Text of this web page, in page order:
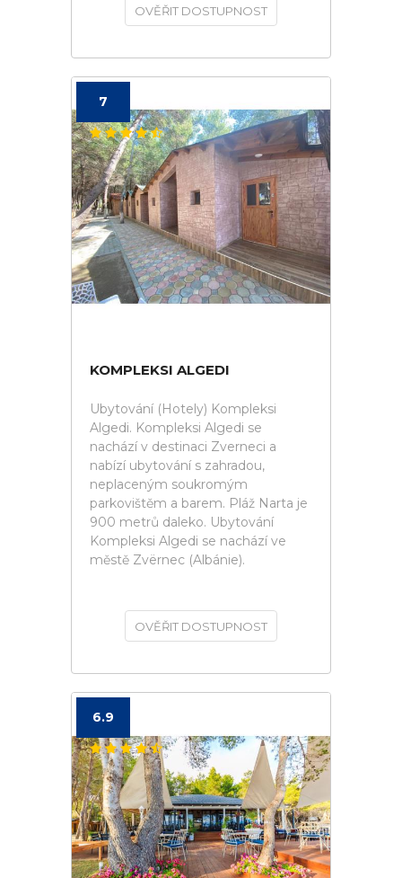
OVĚŘIT DOSTUPNOST
7
KOMPLEKSI ALGEDI
Ubytování (Hotely) Kompleksi
Algedi. Kompleksi Algedi se
nachází v destinaci Zverneci a
nabízí ubytování s zahradou,
neplaceným soukromým
parkovištěm a barem. Pláž Narta je
900 metrů daleko. Ubytování
Kompleksi Algedi se nachází ve
městě Zvërnec (Albánie).
OVĚŘIT DOSTUPNOST
6.9